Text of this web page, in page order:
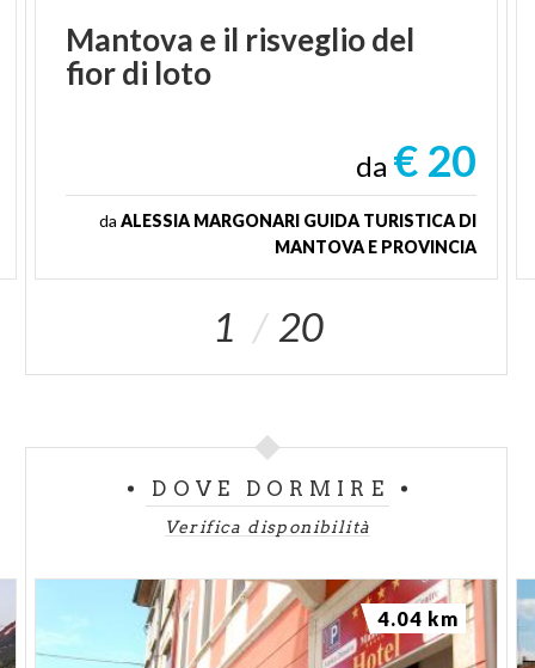
Mantova e il risvegliodel
fiordi loto
da € 20
da ALESSIA MARGONARI GUIDA TURISTICA DI
MANTOVA E PROVINCIA
1 20
DOVE DORMIRE
Verifica disponibilità
4.04 km